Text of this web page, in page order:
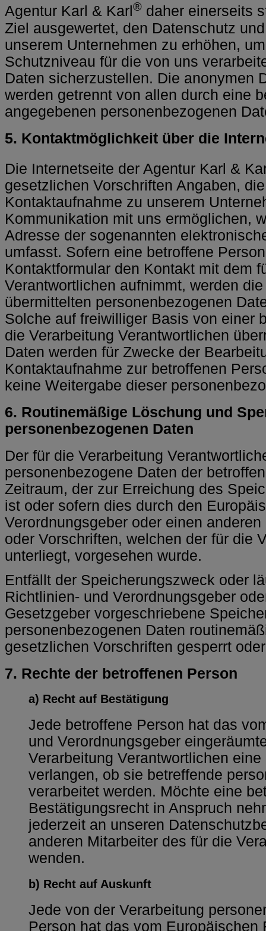
Agentur Karl & Karl ® daher einerseits
Ziel ausgewertet, den Datenschutz
unserem Unternehmen zu erhöhen,
Schutzniveau für die von uns
Daten sicherzustellen. Die anonymen
werden getrennt von allen durch eine
angegebenen personenbezogenen
5. Kontaktmöglichkeit über die
Die Internetseite der Agentur Karl &
gesetzlichen Vorschriften Angaben,
Kontaktaufnahme zu unserem
Kommunikation mit uns ermöglichen,
Adresse der sogenannten
umfasst. Sofern eine betroffene
Kontaktformular den Kontakt mit dem
Verantwortlichen aufnimmt, werden
übermittelten personenbezogenen
Solche auf freiwilliger Basis von einer
die Verarbeitung Verantwortlichen
Daten werden für Zwecke der
Kontaktaufnahme zur betroffenen
keine Weitergabe dieser
6. Routinemäßige Löschung und
personenbezogenen Daten
Der für die Verarbeitung
personenbezogene Daten der
Zeitraum, der zur Erreichung des
ist oder sofern dies durch den
Verordnungsgeber oder einen
oder Vorschriften, welchen der für die
unterliegt, vorgesehen wurde.
Entfällt der Speicherungszweck oder
Richtlinien- und Verordnungsgeber
Gesetzgeber vorgeschriebene
personenbezogenen Daten
gesetzlichen Vorschriften gesperrt
7. Rechte der betroffenen Person
a) Recht auf Bestätigung
Jede betroffene Person hat das
und Verordnungsgeber
Verarbeitung Verantwortlichen
verlangen, ob sie betreffende
verarbeitet werden. Möchte eine
Bestätigungsrecht in Anspruch
jederzeit an unseren
anderen Mitarbeiter des für die
wenden.
b) Recht auf Auskunft
Jede von der Verarbeitung
Person hat das vom Europäischen